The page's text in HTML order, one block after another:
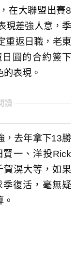
在大聯盟出賽8
現差強人意，季
重返日職，老東
圓的合約簽下
表現。
讀
，去年拿下13勝
賢一、洋投Rick
賀滉大等，如果
復活，毫無疑